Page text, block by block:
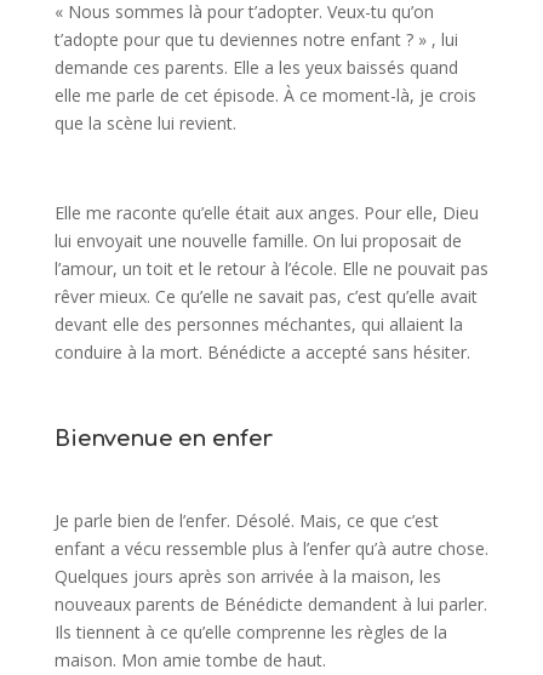
« Nous sommes là pour t’adopter. Veux-tu qu’on
t’adopte pour que tu deviennes notre enfant ? » , lui
demande ces parents. Elle a les yeux baissés quand
elle me parle de cet épisode. À ce moment-là, je crois
que la scène lui revient.
Elle me raconte qu’elle était aux anges. Pour elle, Dieu
lui envoyait une nouvelle famille. On lui proposait de
l’amour, un toit et le retour à l’école. Elle ne pouvait pas
rêver mieux. Ce qu’elle ne savait pas, c’est qu’elle avait
devant elle des personnes méchantes, qui allaient la
conduire à la mort. Bénédicte a accepté sans hésiter.
Bienvenue en enfer
Je parle bien de l’enfer. Désolé. Mais, ce que c’est
enfant a vécu ressemble plus à l’enfer qu’à autre chose.
Quelques jours après son arrivée à la maison, les
nouveaux parents de Bénédicte demandent à lui parler.
Ils tiennent à ce qu’elle comprenne les règles de la
maison. Mon amie tombe de haut.